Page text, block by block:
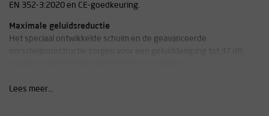
EN 352-3:2020 en CE-goedkeuring.
Maximale geluidsreductie
Het speciaal ontwikkelde schuim en de geavanceerde
Optimale gewichtsverdeling en draagcomfort
Lees meer...